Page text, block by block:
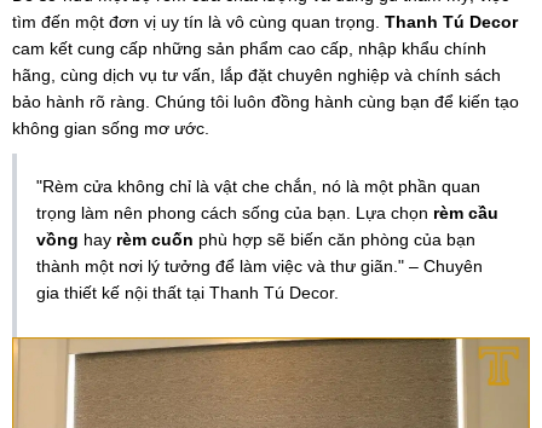
tìm đến một đơn vị uy tín là vô cùng quan trọng. Thanh Tú Decor
cam kết cung cấp những sản phẩm cao cấp, nhập khẩu chính
hãng, cùng dịch vụ tư vấn, lắp đặt chuyên nghiệp và chính sách
bảo hành rõ ràng. Chúng tôi luôn đồng hành cùng bạn để kiến tạo
không gian sống mơ ước.
"Rèm cửa không chỉ là vật che chắn, nó là một phần quan
trọng làm nên phong cách sống của bạn. Lựa chọn rèm cầu
vồng hay rèm cuốn phù hợp sẽ biến căn phòng của bạn
thành một nơi lý tưởng để làm việc và thư giãn." – Chuyên
gia thiết kế nội thất tại Thanh Tú Decor.